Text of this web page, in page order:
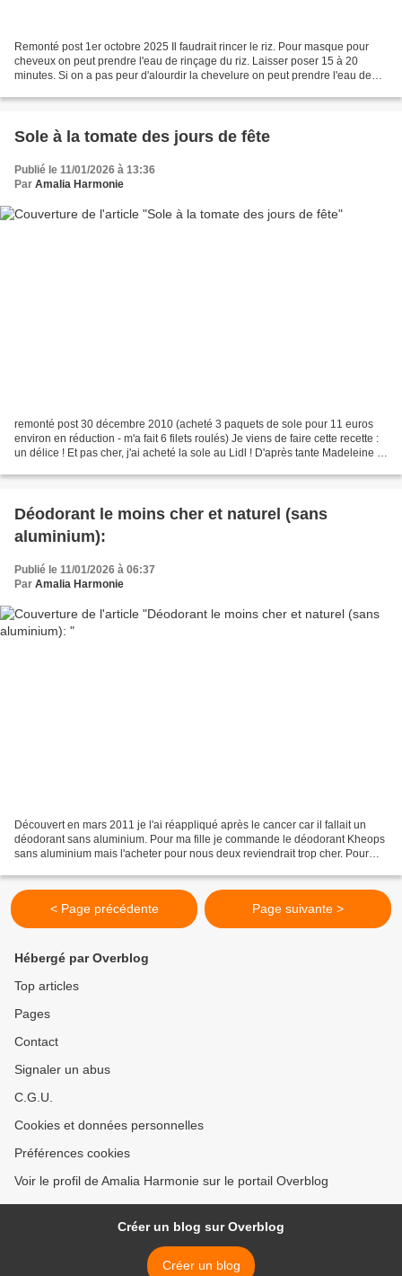
Remonté post 1er octobre 2025 Il faudrait rincer le riz. Pour masque pour
cheveux on peut prendre l'eau de rinçage du riz. Laisser poser 15 à 20
minutes. Si on a pas peur d'alourdir la chevelure on peut prendre l'eau de
Sole à la tomate des jours de fête
Publié le 11/01/2026 à 13:36
Par Amalia Harmonie
remonté post 30 décembre 2010 (acheté 3 paquets de sole pour 11 euros
environ en réduction - m'a fait 6 filets roulés) Je viens de faire cette recette :
un délice ! Et pas cher, j'ai acheté la sole au Lidl ! D'après tante Madeleine et
Déodorant le moins cher et naturel (sans
aluminium):
Publié le 11/01/2026 à 06:37
Par Amalia Harmonie
Découvert en mars 2011 je l'ai réappliqué après le cancer car il fallait un
déodorant sans aluminium. Pour ma fille je commande le déodorant Kheops
sans aluminium mais l'acheter pour nous deux reviendrait trop cher. Pour
< Page précédente Page suivante >
Hébergé par Overblog
Top articles
Pages
Contact
Signaler un abus
C.G.U.
Cookies et données personnelles
Préférences cookies
Voir le profil de Amalia Harmonie sur le portail Overblog
Créer un blog sur Overblog
Créer un blog